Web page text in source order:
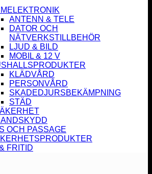
ANTENN & TELE
DATOR OCH
NÄTVERKSTILLBEHÖR
LJUD & BILD
MOBIL & 12 V
KLÄDVÅRD
PERSONVÅRD
SKADEDJURSBEKÄMPNING
STÄD
OCH PASSAGE
FRITID